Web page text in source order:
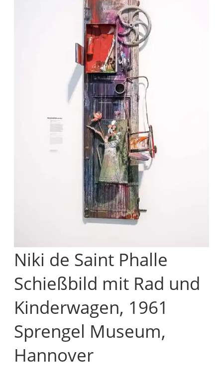
Niki de Saint Phalle
Schießbild mit Rad und
Kinderwagen, 1961
Sprengel Museum,
Hannover